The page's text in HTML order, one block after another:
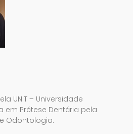
UNIT – Universidade
em Prótese Dentária pela
Odontologia.